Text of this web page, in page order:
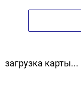
загрузка карты...